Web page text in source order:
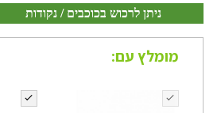
ניתן לרכוש בכוכבים / נקודות
מומלץ עם: